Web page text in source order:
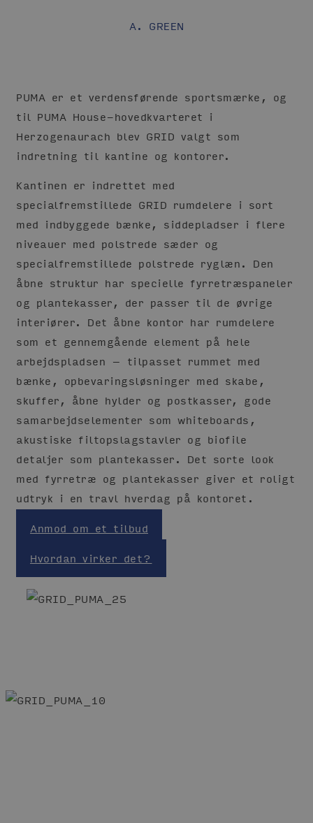
A. GREEN
PUMA er et verdensførende sportsmærke, og
til PUMA House-hovedkvarteret i
Herzogenaurach blev GRID valgt som
indretning til kantine og kontorer.
Kantinen er indrettet med
specialfremstillede GRID rumdelere i sort
med indbyggede bænke, siddepladser i flere
niveauer med polstrede sæder og
specialfremstillede polstrede ryglæn. Den
åbne struktur har specielle fyrretræspaneler
og plantekasser, der passer til de øvrige
interiører. Det åbne kontor har rumdelere
som et gennemgående element på hele
arbejdspladsen – tilpasset rummet med
bænke, opbevaringsløsninger med skabe,
skuffer, åbne hylder og postkasser, gode
samarbejdselementer som whiteboards,
akustiske filtopslagstavler og biofile
detaljer som plantekasser. Det sorte look
med fyrretræ og plantekasser giver et roligt
udtryk i en travl hverdag på kontoret.
Anmod om et tilbud
Hvordan virker det?